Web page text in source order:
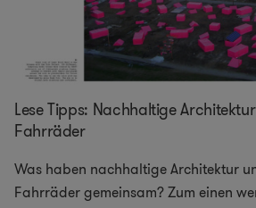
Lese Tipps: Nachhaltige
Fahrräder
Was haben nachhaltige Architektur
Fahrräder gemeinsam? Zum einen